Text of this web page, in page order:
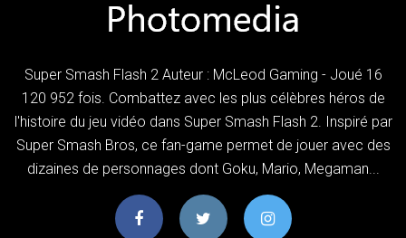
Super Smash Flash 2 Auteur : McLeod Gaming - Joué 16
120 952 fois. Combattez avec les plus célèbres héros de
l'histoire du jeu vidéo dans Super Smash Flash 2. Inspiré par
Super Smash Bros, ce fan-game permet de jouer avec des
dizaines de personnages dont Goku, Mario, Megaman...